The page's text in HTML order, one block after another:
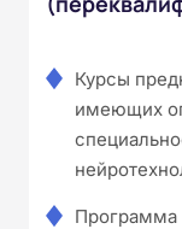
Курсы
имеющих
Программа